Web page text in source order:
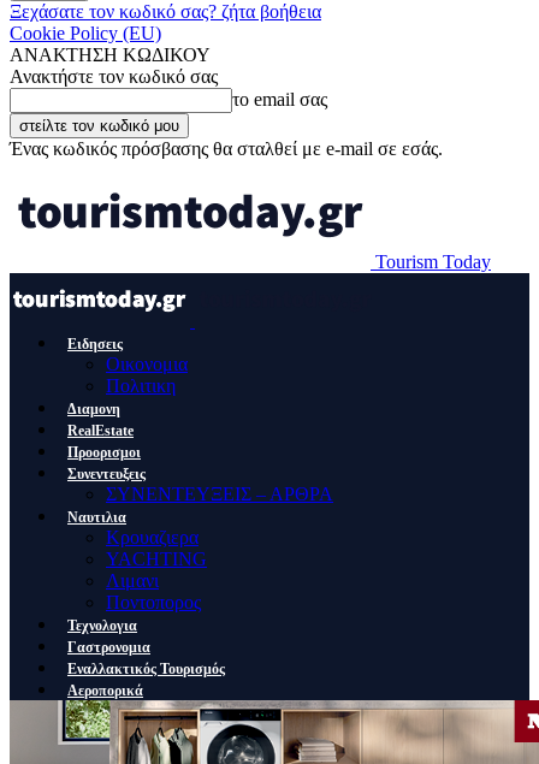
Ξεχάσατε τον κωδικό σας? ζήτα βοήθεια
Cookie Policy (EU)
ΑΝΑΚΤΗΣΗ ΚΩΔΙΚΟΥ
Ανακτήστε τον κωδικό σας
το email σας
Ένας κωδικός πρόσβασης θα σταλθεί με e-mail σε εσάς.
Tourism Today
Ειδησεις
Οικονομια
Πολιτικη
Διαμονη
RealEstate
Προορισμοι
Συνεντευξεις
ΣΥΝΕΝΤΕΥΞΕΙΣ – ΑΡΘΡΑ
Ναυτιλια
Κρουαζιερα
YACHTING
Λιμανι
Ποντοπορος
Τεχνολογια
Γαστρονομια
Εναλλακτικός Τουρισμός
Αεροπορικά